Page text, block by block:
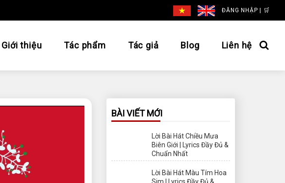
ĐĂNG NHẬP 🛒
Giới thiệu Tác phẩm Tác giả Blog Liên hệ
BÀI VIẾT MỚI
Lời Bài Hát Chiều Mưa
Biên Giới | Lyrics Đầy Đủ &
Chuẩn Nhất
Lời Bài Hát Màu Tím Hoa
Sim | Lyrics Đầy Đủ &